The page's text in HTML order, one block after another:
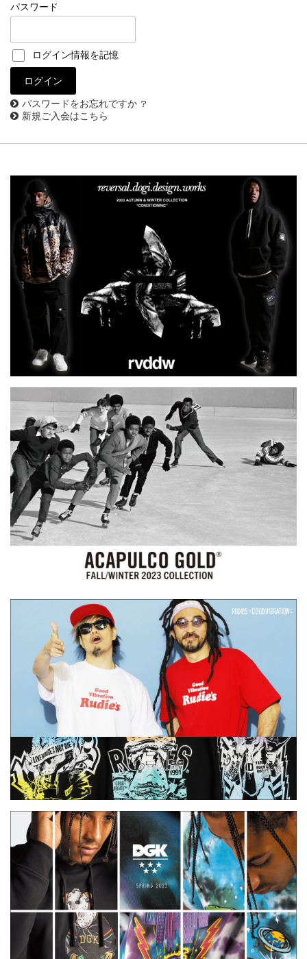
パスワード
ログイン情報を記憶
パスワードをお忘れですか ?
新規ご入会はこちら